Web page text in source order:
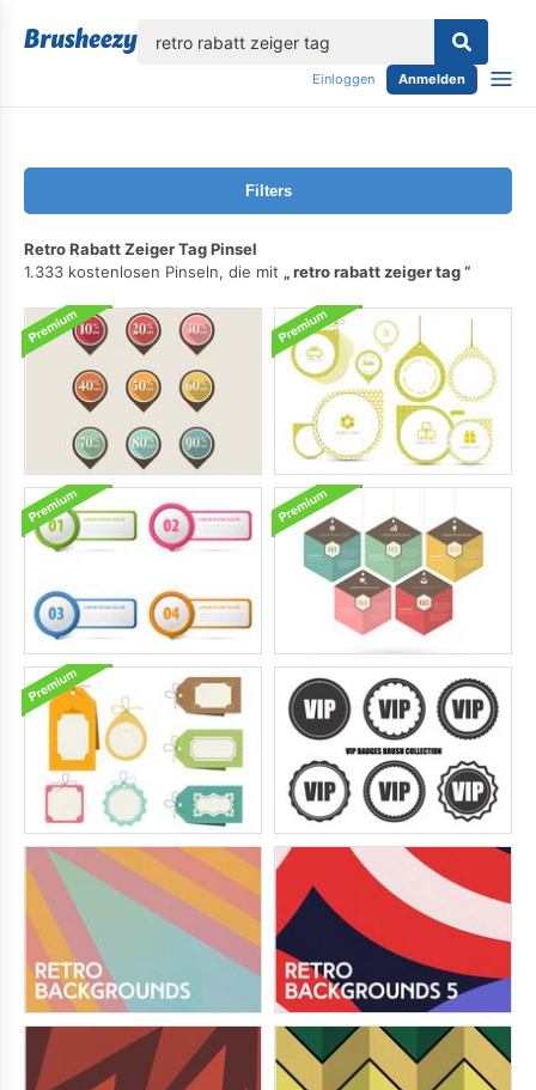
Einloggen Anmelden
Filters
Retro Rabatt Zeiger Tag Pinsel
1.333 kostenlosen Pinseln, die mit
retro rabatt zeiger tag